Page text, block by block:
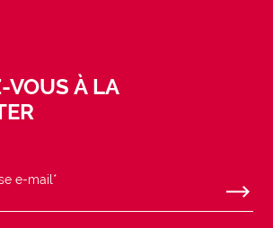
VOUS À LA